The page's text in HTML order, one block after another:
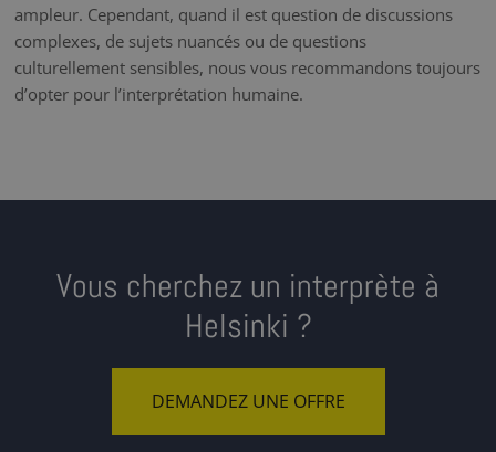
ampleur. Cependant, quand il est question de discussions
complexes, de sujets nuancés ou de questions
culturellement sensibles, nous vous recommandons toujours
d’opter pour l’interprétation humaine.
Vous cherchez un interprète à
Helsinki ?
DEMANDEZ UNE OFFRE